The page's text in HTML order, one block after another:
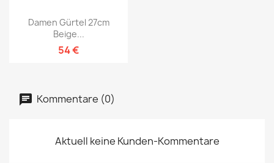
Damen Gürtel 27cm
Beige...
54 €
Kommentare (0)
Aktuell keine Kunden-Kommentare